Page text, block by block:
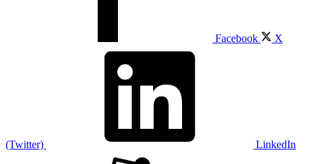
Facebook X
(Twitter) LinkedIn